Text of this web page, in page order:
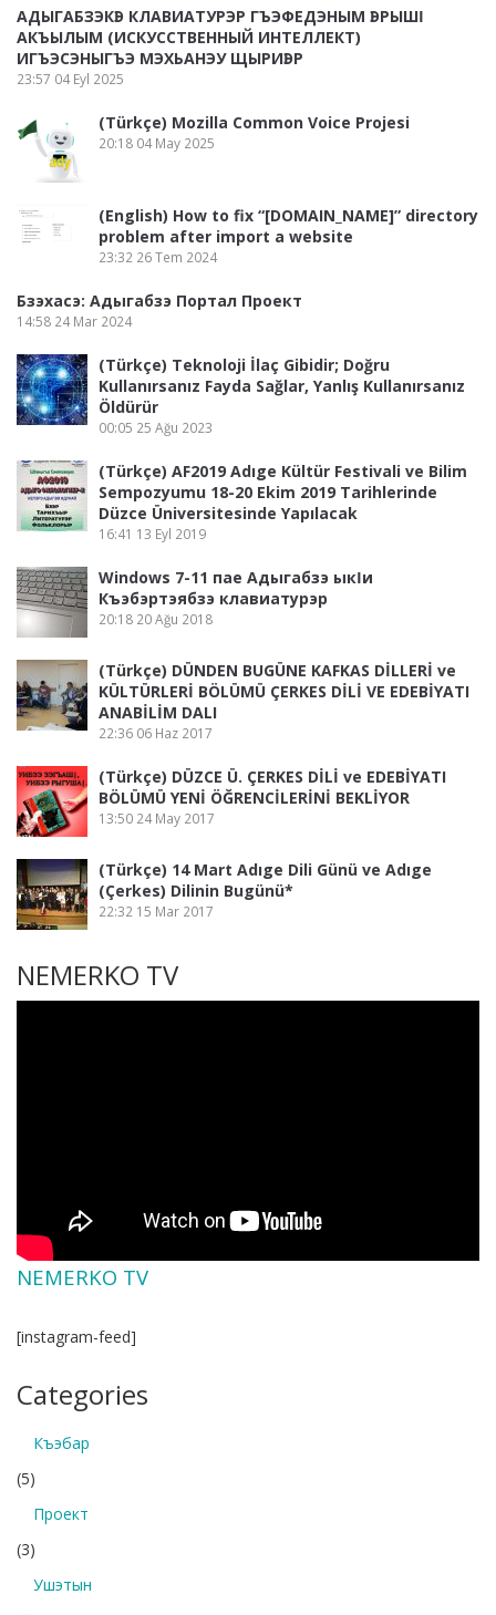
АДЫГАБЗЭКӀЭ КЛАВИАТУРЭР ГЪЭФЕДЭНЫМ ӀЭРЫШӀ
АКЪЫЛЫМ (ИСКУССТВЕННЫЙ ИНТЕЛЛЕКТ)
ИГЪЭСЭНЫГЪЭ МЭХЬАНЭУ ЩЫРИӀЭР
23:57 04 Eyl 2025
(Türkçe) Mozilla Common Voice Projesi
20:18 04 May 2025
(English) How to fix “[DOMAIN_NAME]” directory
problem after import a website
23:32 26 Tem 2024
Бзэхасэ: Адыгабзэ Портал Проект
14:58 24 Mar 2024
(Türkçe) Teknoloji İlaç Gibidir; Doğru
Kullanırsanız Fayda Sağlar, Yanlış Kullanırsanız
Öldürür
00:05 25 Ağu 2023
(Türkçe) AF2019 Adıge Kültür Festivali ve Bilim
Sempozyumu 18-20 Ekim 2019 Tarihlerinde
Düzce Üniversitesinde Yapılacak
16:41 13 Eyl 2019
Windows 7-11 пае Адыгабзэ ыкӏи
Къэбэртэябзэ клавиатурэр
20:18 20 Ağu 2018
(Türkçe) DÜNDEN BUGÜNE KAFKAS DİLLERİ ve
KÜLTÜRLERİ BÖLÜMÜ ÇERKES DİLİ VE EDEBİYATI
ANABİLİM DALI
22:36 06 Haz 2017
(Türkçe) DÜZCE Ü. ÇERKES DİLİ ve EDEBİYATI
BÖLÜMÜ YENİ ÖĞRENCİLERİNİ BEKLİYOR
13:50 24 May 2017
(Türkçe) 14 Mart Adıge Dili Günü ve Adıge
(Çerkes) Dilinin Bugünü*
22:32 15 Mar 2017
NEMERKO TV
NEMERKO TV
[instagram-feed]
Categories
Къэбар
(5)
Проект
(3)
Ушэтын